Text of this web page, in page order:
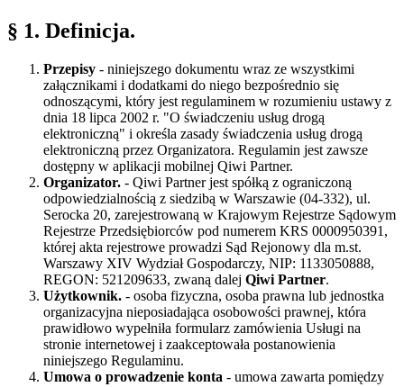
§ 1. Definicja.
Przepisy - niniejszego dokumentu wraz ze wszystkimi
załącznikami i dodatkami do niego bezpośrednio się
odnoszącymi, który jest regulaminem w rozumieniu ustawy z
dnia 18 lipca 2002 r. "O świadczeniu usług drogą
elektroniczną" i określa zasady świadczenia usług drogą
elektroniczną przez Organizatora. Regulamin jest zawsze
dostępny w aplikacji mobilnej Qiwi Partner.
Organizator. - Qiwi Partner jest spółką z ograniczoną
odpowiedzialnością z siedzibą w Warszawie (04-332), ul.
Serocka 20, zarejestrowaną w Krajowym Rejestrze Sądowym
Rejestrze Przedsiębiorców pod numerem KRS 0000950391,
której akta rejestrowe prowadzi Sąd Rejonowy dla m.st.
Warszawy XIV Wydział Gospodarczy, NIP: 1133050888,
REGON: 521209633, zwaną dalej Qiwi Partner.
Użytkownik. - osoba fizyczna, osoba prawna lub jednostka
organizacyjna nieposiadająca osobowości prawnej, która
prawidłowo wypełniła formularz zamówienia Usługi na
stronie internetowej i zaakceptowała postanowienia
niniejszego Regulaminu.
Umowa o prowadzenie konta - umowa zawarta pomiędzy